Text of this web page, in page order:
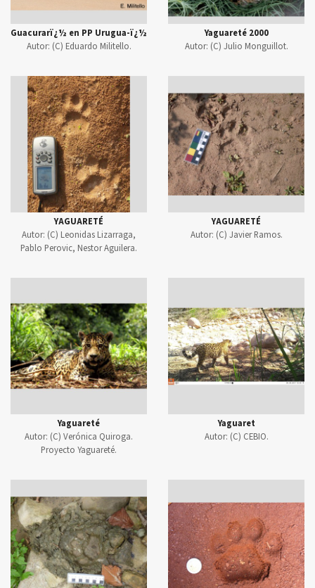
Guacurarï¿½ en PP Urugua-ï¿½
Autor: (C) Eduardo Militello.
Yaguareté 2000
Autor: (C) Julio Monguillot.
YAGUARETÉ
Autor: (C) Leonidas Lizarraga,
Pablo Perovic, Nestor Aguilera.
YAGUARETÉ
Autor: (C) Javier Ramos.
Yaguareté
Autor: (C) Verónica Quiroga.
Proyecto Yaguareté.
Yaguaret
Autor: (C) CEBIO.